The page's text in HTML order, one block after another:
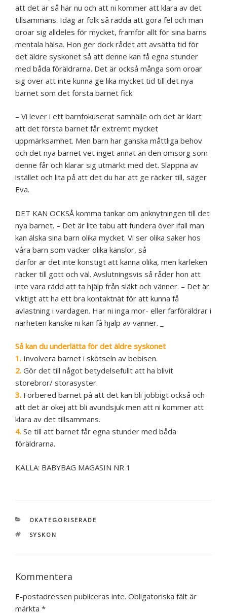
att det är så här nu och att ni kommer att klara av det
tillsammans. Idag är folk så rädda att göra fel och man
oroar sig alldeles för mycket, framför allt för sina barns
mentala hälsa. Hon ger dock rådet att avsätta tid för
det äldre syskonet så att denne kan få egna stunder
med båda föräldrarna. Det är också många som oroar
sig över att inte kunna ge lika mycket tid till det nya
barnet som det första barnet fick.
– Vi lever i ett barnfokuserat samhälle och det är klart
att det första barnet får extremt mycket
uppmärksamhet. Men barn har ganska måttliga behov
och det nya barnet vet inget annat än den omsorg som
denne får och klarar sig utmärkt med det. Slappna av
istället och lita på att det du har att ge räcker till, säger
Eva.
DET KAN OCKSÅ komma tankar om anknytningen till det
nya barnet. – Det är lite tabu att fundera över ifall man
kan älska sina barn olika mycket. Vi ser olika saker hos
våra barn som väcker olika känslor, så
därför är det inte konstigt att känna olika, men kärleken
räcker till gott och väl. Avslutningsvis så råder hon att
inte vara rädd att ta hjälp från släkt och vänner. – Det är
viktigt att ha ett bra kontaktnät för att kunna få
avlastning i vardagen. Har ni inga mor- eller farföräldrar i
närheten kanske ni kan få hjälp av vänner. _
Så kan du underlätta för det äldre syskonet
1. Involvera barnet i skötseln av bebisen.
2. Gör det till något betydelsefullt att ha blivit
storebror/ storasyster.
3. Förbered barnet på att det kan bli jobbigt också och
att det är okej att bli avundsjuk men att ni kommer att
klara av det tillsammans.
4. Se till att barnet får egna stunder med båda
föräldrarna.
KÄLLA: BABYBAG MAGASIN NR 1
KATEGORIER
OKATEGORISERADE
TAGGAR
SYSKON
Kommentera
E-postadressen publiceras inte. Obligatoriska fält är
märkta *